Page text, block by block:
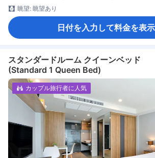
眺望: 眺望あり
日付を入力して料金を表
スタンダードルーム クイーンベッド
(Standard 1 Queen Bed)
カップル旅行者に人気